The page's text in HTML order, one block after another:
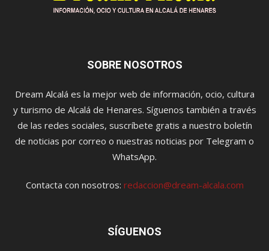
SOBRE NOSOTROS
Dream Alcalá es la mejor web de información, ocio, cultura
y turismo de Alcalá de Henares. Síguenos también a través
de las redes sociales, suscríbete gratis a nuestro boletín
de noticias por correo o nuestras noticias por Telegram o
WhatsApp.
Contacta con nosotros: redaccion@dream-alcala.com
SÍGUENOS